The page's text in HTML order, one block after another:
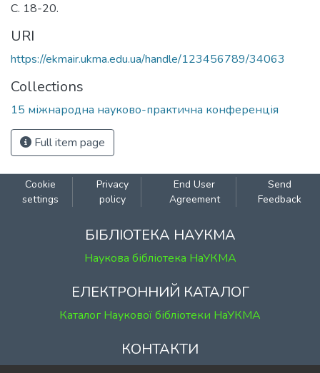
C. 18-20.
URI
https://ekmair.ukma.edu.ua/handle/123456789/34063
Collections
15 міжнародна науково-практична конференція
Full item page
Cookie
settings
Privacy
policy
End User
Agreement
Send
Feedback
БІБЛІОТЕКА НАУКМА
Наукова бібліотека НаУКМА
ЕЛЕКТРОННИЙ КАТАЛОГ
Каталог Наукової бібліотеки НаУКМА
КОНТАКТИ